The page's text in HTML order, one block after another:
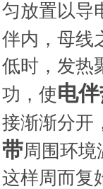
匀放置以导
伴内，母线
低时，发热
功，使电
接渐渐分开
带周围环
这样周而复